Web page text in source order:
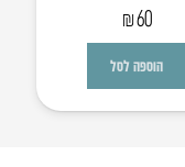
₪60
הוספה לסל